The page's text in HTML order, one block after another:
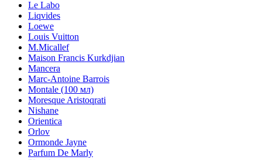
Le Labo
Liqvides
Loewe
Louis Vuitton
M.Micallef
Maison Francis Kurkdjian
Mancera
Marc-Antoine Barrois
Montale (100 мл)
Moresque Aristoqrati
Nishane
Orientica
Orlov
Ormonde Jayne
Parfum De Marly